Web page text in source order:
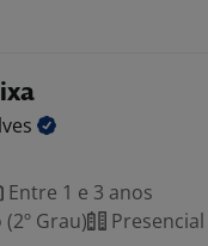
Entre 1 e 3 anos
Grau)
Presencial